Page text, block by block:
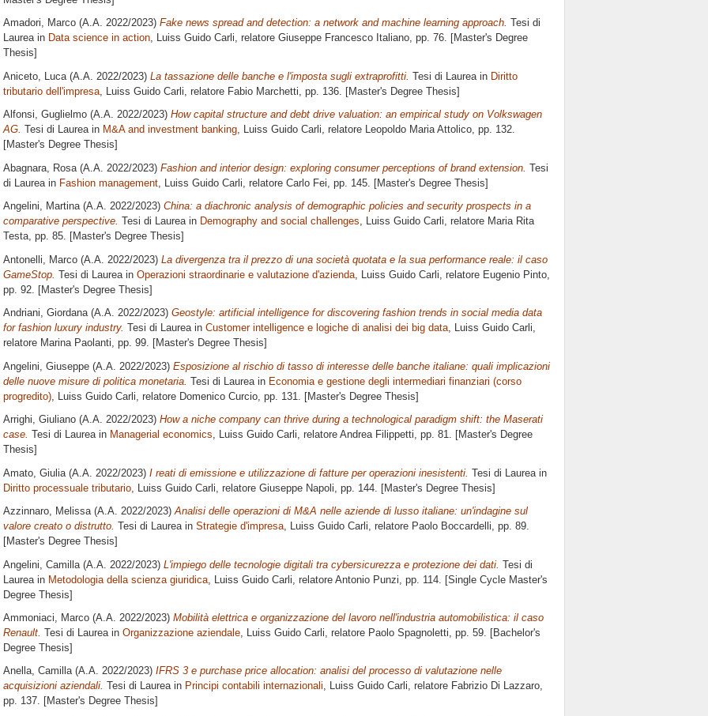
Amadori, Marco (A.A. 2022/2023) Fake news spread and detection: a network and machine learning approach. Tesi di
Laurea in Data science in action, Luiss Guido Carli, relatore Giuseppe Francesco Italiano, pp. 76. [Master's Degree
Thesis]
Aniceto, Luca (A.A. 2022/2023) La tassazione delle banche e l'imposta sugli extraprofitti. Tesi di Laurea in Diritto
tributario dell'impresa , Luiss Guido Carli, relatore Fabio Marchetti , pp. 136. [Master's Degree Thesis]
Alfonsi, Guglielmo (A.A. 2022/2023) How capital structure and debt drive valuation: an empirical study on Volkswagen
AG. Tesi di Laurea in M&A and investment banking, Luiss Guido Carli, relatore Leopoldo Maria Attolico, pp. 132.
[Master's Degree Thesis]
Abagnara, Rosa (A.A. 2022/2023) Fashion and interior design: exploring consumer perceptions of brand extension. Tesi
di Laurea in Fashion management , Luiss Guido Carli, relatore Carlo Fei , pp. 145. [Master's Degree Thesis]
Angelini, Martina(A.A. 2022/2023) China: a diachronic analysis of demographic policies and security prospects in a
comparative perspective. Tesi di Laurea in Demography and social challenges, Luiss Guido Carli, relatore Maria Rita
Testa, pp. 85. [Master's Degree Thesis]
Antonelli, Marco (A.A. 2022/2023) La divergenza tra il prezzo di una società quotata e la sua performance reale: il caso
GameStop. Tesi di Laurea in Operazioni straordinarie e valutazione d'azienda , Luiss Guido Carli, relatore Eugenio Pinto
pp. 92. [Master's Degree Thesis]
Andriani, Giordana(A.A. 2022/2023) Geostyle: artificial intelligence for discovering fashion trends in social media data
for fashion luxury industry. Tesi di Laurea in Customer intelligence e logiche di analisi dei big data, Luiss Guido Carli,
relatore Marina Paolanti, pp. 99. [Master's Degree Thesis]
Angelini, Giuseppe (A.A. 2022/2023) Esposizione al rischio di tasso di interesse delle banche italiane: quali implicazioni
delle nuove misure di politica monetaria. Tesi di Laurea in Economia e gestione degli intermediari finanziari (corso
progredito) , Luiss Guido Carli, relatore Domenico Curcio , pp. 131. [Master's Degree Thesis]
Arrighi, Giuliano (A.A. 2022/2023) How a niche company can thrive during a technological paradigm shift: the Maserati
case. Tesi di Laurea in Managerial economics, Luiss Guido Carli, relatore Andrea Filippetti, pp. 81. [Master's Degree
Thesis]
Amato, Giulia (A.A. 2022/2023) I reati di emissione e utilizzazione di fatture per operazioni inesistenti. Tesi di Laurea in
Diritto processuale tributario , Luiss Guido Carli, relatore Giuseppe Napoli , pp. 144. [Master's Degree Thesis]
Azzinnaro, Melissa(A.A. 2022/2023)Analisi delle operazioni di M&A nelle aziende di lusso italiane: un'indagine sul
valore creato o distrutto. Tesi di Laurea in Strategie d'impresa, Luiss Guido Carli, relatore Paolo Boccardelli, pp. 89.
[Master's Degree Thesis]
Angelini, Camilla (A.A. 2022/2023) L'impiego delle tecnologie digitali tra cybersicurezza e protezione dei dati. Tesi di
Laurea in Metodologia della scienza giuridica , Luiss Guido Carli, relatore Antonio Punzi , pp. 114. [Single Cycle Master's
Degree Thesis]
Ammoniaci, Marco (A.A. 2022/2023) Mobilità elettrica e organizzazione del lavoro nell'industria automobilistica: il caso
Renault. Tesi di Laurea in Organizzazione aziendale, Luiss Guido Carli, relatore Paolo Spagnoletti, pp. 59. [Bachelor's
Degree Thesis]
Anella, Camilla(A.A. 2022/2023) IFRS 3 e purchase price allocation: analisi del processo di valutazione nelle
acquisizioni aziendali. Tesi di Laurea in Principi contabili internazionali, Luiss Guido Carli, relatore Fabrizio Di Lazzaro,
pp. 137. [Master's Degree Thesis]